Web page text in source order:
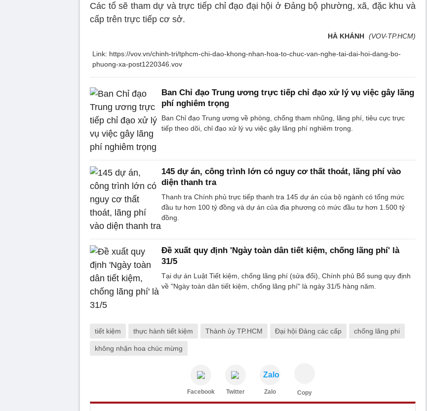
Các tổ sẽ tham dự và trực tiếp chỉ đạo đại hội ở Đảng bộ phường, xã, đặc khu và
cấp trên trực tiếp cơ sở.
HÀ KHÁNH (VOV-TP.HCM)
Link: https://vov.vn/chinh-tri/tphcm-chi-dao-khong-nhan-hoa-to-chuc-van-nghe-tai-dai-hoi-dang-bo-
phuong-xa-post1220346.vov
Ban Chỉ đạo Trung ương trực tiếp chỉ đạo xử lý vụ việc gây lãng
phí nghiêm trọng
Ban Chỉ đạo Trung ương về phòng, chống tham nhũng, lãng phí, tiêu cực trực
tiếp theo dõi, chỉ đạo xử lý vụ việc gây lãng phí nghiêm trọng.
145 dự án, công trình lớn có nguy cơ thất thoát, lãng phí vào
diện thanh tra
Thanh tra Chính phủ trực tiếp thanh tra 145 dự án của bộ ngành có tổng mức
đầu tư hơn 100 tỷ đồng và dự án của địa phương có mức đầu tư hơn 1.500 tỷ
đồng.
Đề xuất quy định 'Ngày toàn dân tiết kiệm, chống lãng phí' là
31/5
Tại dự án Luật Tiết kiệm, chống lãng phí (sửa đổi), Chính phủ Bổ sung quy định
về "Ngày toàn dân tiết kiệm, chống lãng phí" là ngày 31/5 hàng năm.
tiết kiệm thực hành tiết kiệm Thành ủy TP.HCM Đại hội Đảng các cấp chống lãng phi
không nhận hoa chúc mừng
Facebook Twitter
Zalo
Zalo Copy